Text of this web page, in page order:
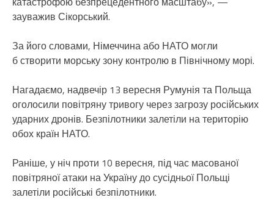
зауважив Сікорський.
За його словами, Німеччина або НАТО могли
б створити морську зону контролю в Північному морі.
Нагадаємо, надвечір 13 вересня Румунія та Польща
оголосили повітряну тривогу через загрозу російських
ударних дронів. Безпілотники залетіли на територію
обох країн НАТО.
Раніше, у ніч проти 10 вересня, під час масованої
повітряної атаки на Україну до сусідньої Польщі
залетіли російські безпілотники.